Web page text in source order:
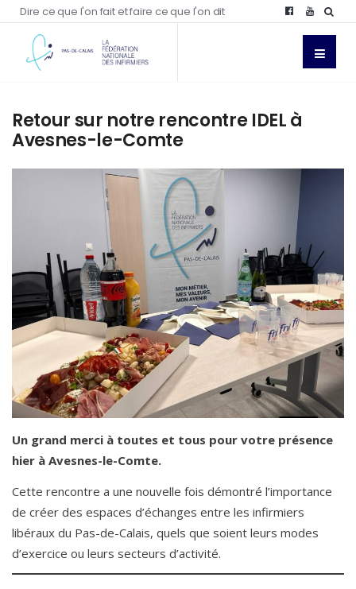
Dire ce que l'on fait et faire ce que l'on dit
Retour sur notre rencontre IDEL à
Avesnes-le-Comte
NON
CLASSÉ
Un grand merci à toutes et tous pour votre présence
hier à Avesnes-le-Comte.
Cette rencontre a une nouvelle fois démontré l’importance
de créer des espaces d’échanges entre les infirmiers
libéraux du Pas-de-Calais, quels que soient leurs modes
d’exercice ou leurs secteurs d’activité.